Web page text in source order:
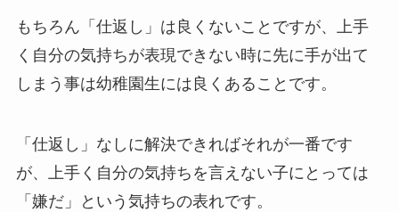
もちろん「仕返し」は良くないことですが、上手
く自分の気持ちが表現できない時に先に手が出て
しまう事は幼稚園生には良くあることです。
「仕返し」なしに解決できればそれが一番です
が、上手く自分の気持ちを言えない子にとっては
「嫌だ」という気持ちの表れです。